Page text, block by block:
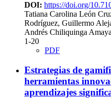
DOI: https://doi.org/
Tatiana Carolina León
Rodríguez, Guillermo
Andrés Chiliquinga
1-20
PDF
Estrategias de
herramientas
aprendizajes